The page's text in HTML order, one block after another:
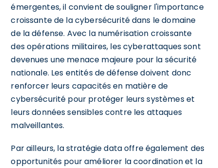
émergentes, il convient de souligner l'importance
croissante de la cybersécurité dans le domaine
de la défense. Avec la numérisation croissante
des opérations militaires, les cyberattaques sont
devenues une menace majeure pour la sécurité
nationale. Les entités de défense doivent donc
renforcer leurs capacités en matière de
cybersécurité pour protéger leurs systèmes et
leurs données sensibles contre les attaques
malveillantes.
Par ailleurs, la stratégie data offre également des
opportunités pour améliorer la coordination et la